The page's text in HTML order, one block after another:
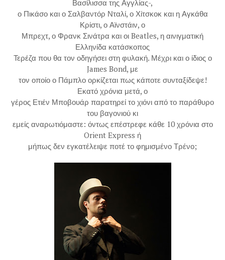
Βασίλισσα της Αγγλίας-,
ο Πικάσο και ο Σαλβαντόρ Νταλί, ο Χίτσκοκ και η Αγκάθα
Κρίστι, ο Αϊνστάιν, ο
Μπρεχτ, ο Φρανκ Σινάτρα και οι Beatles, η αινιγματική
Ελληνίδα κατάσκοπος
Τερέζα που θα τον οδηγήσει στη φυλακή. Μέχρι και ο ίδιος ο
James Bond, με
τον οποίο ο Πάμπλο ορκίζεται πως κάποτε συνταξίδεψε!
Εκατό χρόνια μετά, ο
γέρος Ετιέν Μποβουάρ παρατηρεί το χιόνι από το παράθυρο
του βαγονιού κι
εμείς αναρωτιόμαστε: όντως επέστρεφε κάθε 10 χρόνια στο
Orient Express ή
μήπως δεν εγκατέλειψε ποτέ το φημισμένο Τρένο;